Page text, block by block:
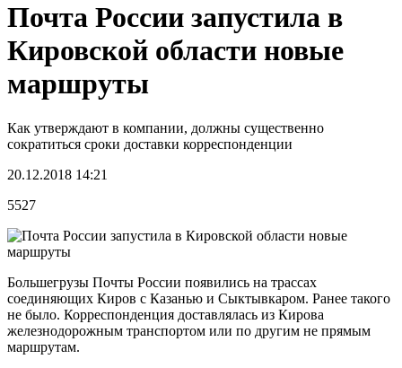
Почта России запустила в
Кировской области новые
маршруты
Как утверждают в компании, должны существенно
сократиться сроки доставки корреспонденции
20.12.2018 14:21
5527
Большегрузы Почты России появились на трассах
соединяющих Киров с Казанью и Сыктывкаром. Ранее такого
не было. Корреспонденция доставлялась из Кирова
железнодорожным транспортом или по другим не прямым
маршрутам.